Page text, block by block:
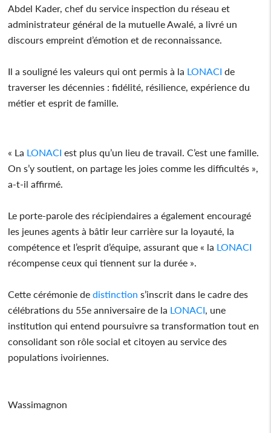
Abdel Kader, chef du service inspection du réseau et
administrateur général de la mutuelle Awalé, a livré un
discours empreint d’émotion et de reconnaissance.
Il a souligné les valeurs qui ont permis à la LONACI de
traverser les décennies : fidélité, résilience, expérience du
métier et esprit de famille.
« La LONACI est plus qu’un lieu de travail. C’est une famille.
On s’y soutient, on partage les joies comme les difficultés »,
a-t-il affirmé.
Le porte-parole des récipiendaires a également encouragé
les jeunes agents à bâtir leur carrière sur la loyauté, la
compétence et l’esprit d’équipe, assurant que « la LONACI
récompense ceux qui tiennent sur la durée ».
Cette cérémonie de distinction s’inscrit dans le cadre des
célébrations du 55e anniversaire de la LONACI , une
institution qui entend poursuivre sa transformation tout en
consolidant son rôle social et citoyen au service des
populations ivoiriennes.
Wassimagnon